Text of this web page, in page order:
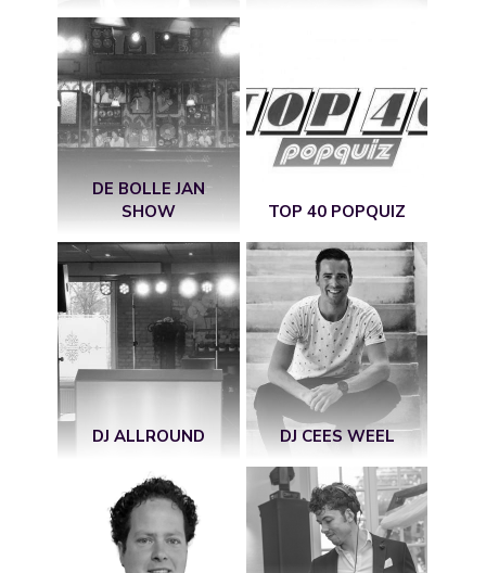
DE BOLLE JAN
SHOW
TOP 40 POPQUIZ
DJ ALLROUND DJ CEES WEEL